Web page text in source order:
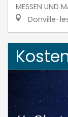
MESSEN UND
Donville-